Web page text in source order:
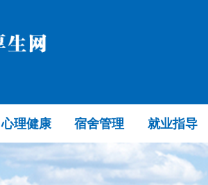
心理健康 宿舍管理 就业指导